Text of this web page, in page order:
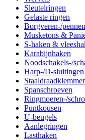
Sleutelringen
Gelaste ringen
Borgveren-/pennen
Musketons &
S-haken &
Karabijnhaken
Noodschakels-/
Harp-/D-sluitingen
Spanschroeven
Ringmoeren-/
Puntkousen
U-beugels
Aanlegringen
Lasthaken